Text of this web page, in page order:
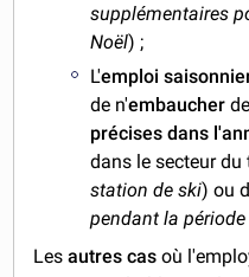
supplémentaires
Noël) ;
L'emploi
de n'embaucher
précises dans
dans le secteur du
station de ski) ou
pendant la
Lesautres cas où